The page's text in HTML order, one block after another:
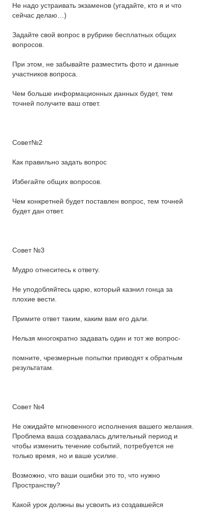
Не надо устраивать экзаменов (угадайте, кто я и что
сейчас делаю…)
Задайте свой вопрос в рубрике бесплатных общих
вопросов.
При этом, не забывайте разместить фото и данные
участников вопроса.
Чем больше информационных данных будет, тем
точней получите ваш ответ.
Совет№2
Как правильно задать вопрос
Избегайте общих вопросов.
Чем конкретней будет поставлен вопрос, тем точней
будет дан ответ.
Совет №3
Мудро отнеситесь к ответу.
Не уподобляйтесь царю, который казнил гонца за
плохие вести.
Примите ответ таким, каким вам его дали.
Нельзя многократно задавать один и тот же вопрос-
помните, чрезмерные попытки приводят к обратным
результатам.
Совет №4
Не ожидайте мгновенного исполнения вашего желания.
Проблема ваша создавалась длительный период и
чтобы изменить течение событий, потребуется не
только время, но и ваше усилие.
Возможно, что ваши ошибки это то, что нужно
Пространству?
Какой урок должны вы усвоить из создавшейся